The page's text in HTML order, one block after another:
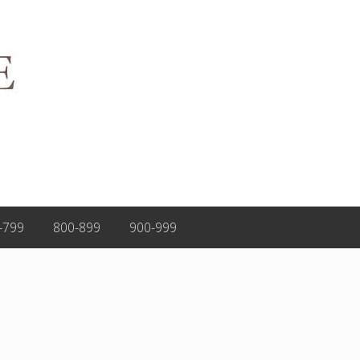
800-899 900-999